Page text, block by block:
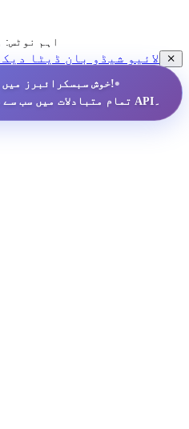
اہم نوٹس:
لائیو شیڈو بان ڈیٹا
2,500+ خوش سبسکرائبرز میں شامل ہوں!•
تمام متبادلات میں سب سے سستا واٹس ایپ پروفائل API۔